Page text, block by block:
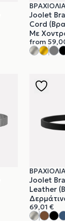
Joolet
Cord
Με
from
Joolet
Leather
69,01 €